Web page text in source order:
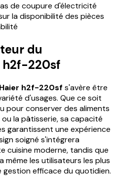
de coupure d'électricité
la disponibilité des pièces
du
h2f-220sf
h2f-220sf s'avère être
d'usages. Que ce soit
pour conserver des aliments
la pâtisserie, sa capacité
garantissent une expérience
soigné s'intégrera
cuisine moderne, tandis que
même les utilisateurs les plus
efficace du quotidien.